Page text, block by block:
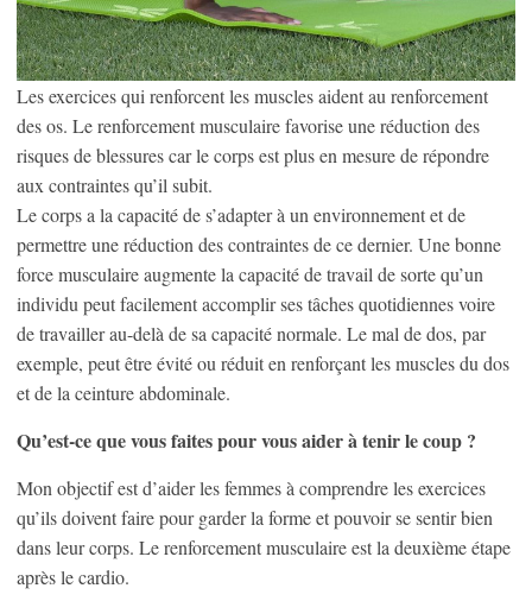
Les exercices qui renforcent les muscles aident au renforcement
des os. Le renforcement musculaire favorise une réduction des
risques de blessures car le corps est plus en mesure de répondre
aux contraintes qu’il subit.
Le corps a la capacité de s’adapter à un environnement et de
permettre une réduction des contraintes de ce dernier. Une bonne
force musculaire augmente la capacité de travail de sorte qu’un
individu peut facilement accomplir ses tâches quotidiennes voire
de travailler au-delà de sa capacité normale. Le mal de dos, par
exemple, peut être évité ou réduit en renforçant les muscles du dos
et de la ceinture abdominale.
Qu’est-ce que vous faites pour vous aider à tenir le coup ?
Mon objectif est d’aider les femmes à comprendre les exercices
qu’ils doivent faire pour garder la forme et pouvoir se sentir bien
dans leur corps. Le renforcement musculaire est la deuxième étape
après le cardio.